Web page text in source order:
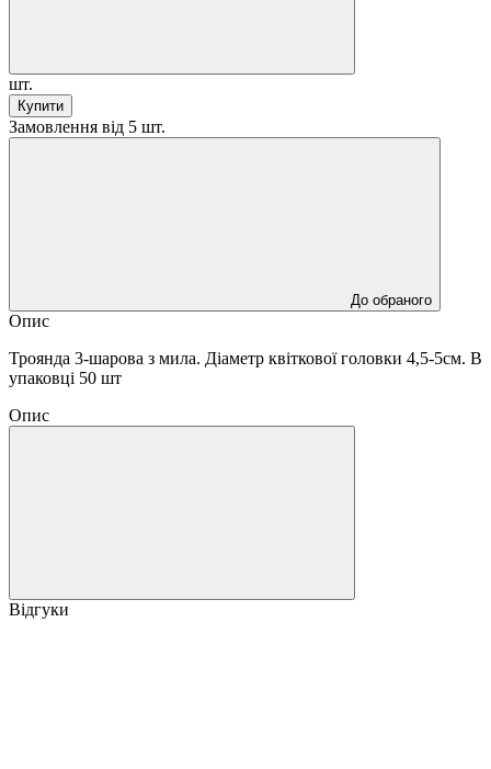
шт.
Купити
Замовлення від 5 шт.
До обраного
Опис
Троянда 3-шарова з мила. Діаметр квіткової головки 4,5-5см. В
упаковці 50 шт
Опис
Відгуки